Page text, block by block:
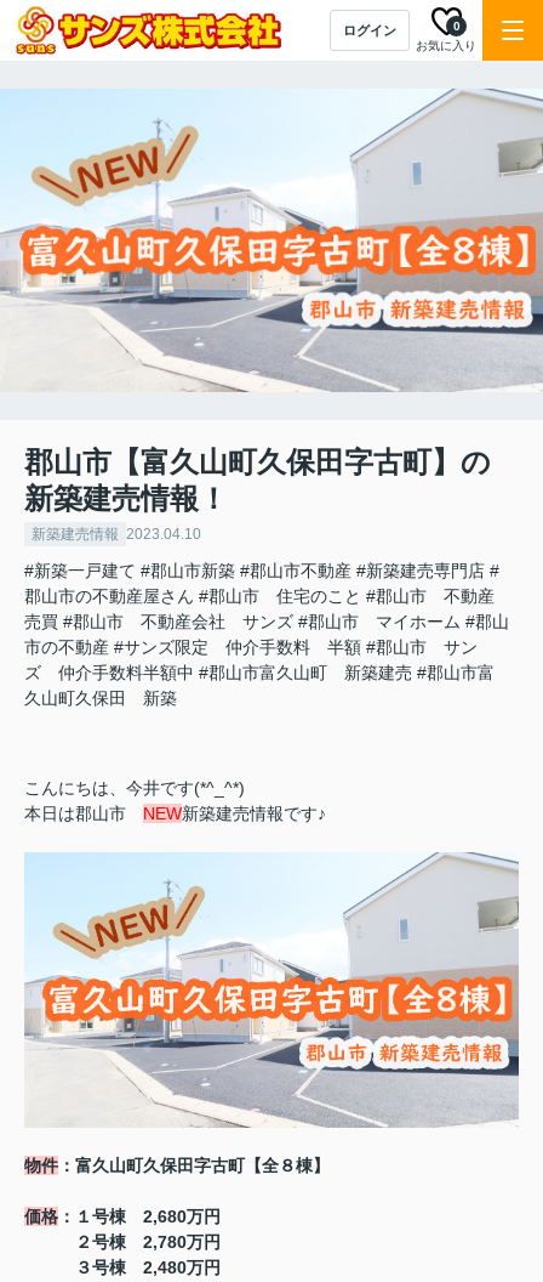
ログイン
お気に入り
0
郡山市【富久山町久保田字古町】の
新築建売情報！
新築建売情報 2023.04.10
#新築一戸建て #郡山市新築 #郡山市不動産 #新築建売専門店 #
郡山市の不動産屋さん #郡山市 住宅のこと #郡山市 不動産
売買 #郡山市 不動産会社 サンズ #郡山市 マイホーム #郡山
市の不動産 #サンズ限定 仲介手数料 半額 #郡山市 サン
ズ 仲介手数料半額中 #郡山市富久山町 新築建売 #郡山市富
久山町久保田 新築
こんにちは、今井です(*^_^*)
本日は郡山市 NEW新築建売情報です♪
物件 ：富久山町久保田字古町【全８棟】
価格 ：１号棟 2,680万円
２号棟 2,780万円
３号棟 2,480万円